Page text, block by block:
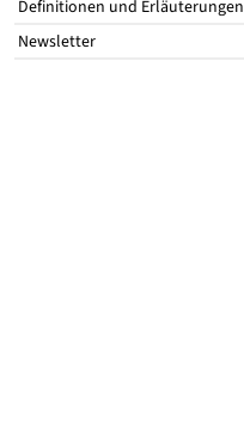
Definitionen und Erläuterungen
Newsletter